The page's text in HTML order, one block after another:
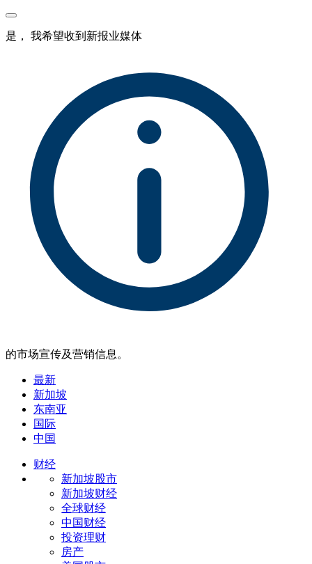
是， 我希望收到新报业媒体
的市场宣传及营销信息。
最新
新加坡
东南亚
国际
中国
财经
新加坡股市
新加坡财经
全球财经
中国财经
投资理财
房产